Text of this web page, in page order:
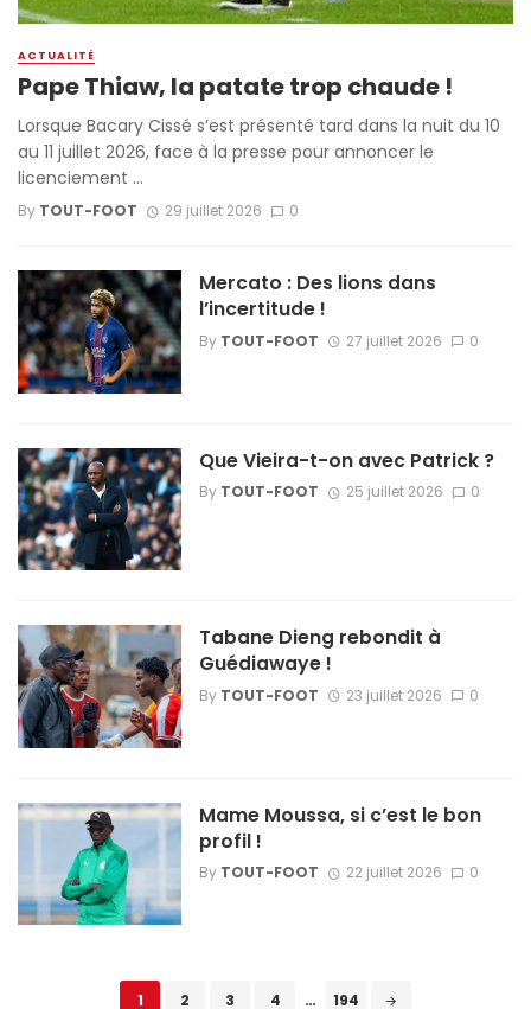
ACTUALITÉ
Pape Thiaw, la patate trop chaude !
Lorsque Bacary Cissé s’est présenté tard dans la nuit du 10
au 11 juillet 2026, face à la presse pour annoncer le
licenciement ...
By TOUT-FOOT 29 juillet 2026 0
Mercato : Des lions dans
l’incertitude !
By TOUT-FOOT 27 juillet 2026 0
Que Vieira-t-on avec Patrick ?
By TOUT-FOOT 25 juillet 2026 0
Tabane Dieng rebondit à
Guédiawaye !
By TOUT-FOOT 23 juillet 2026 0
Mame Moussa, si c’est le bon
profil !
By TOUT-FOOT 22 juillet 2026 0
1 2 3 4 … 194